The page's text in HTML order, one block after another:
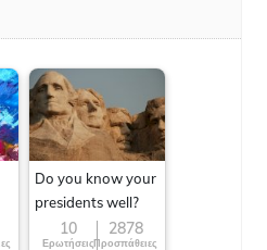
Do you know your
presidents well?
10
Ερωτήσεις
2878
Προσπάθειες